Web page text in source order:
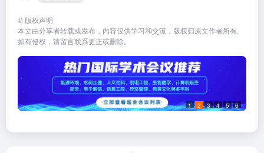
© 版权声明
本文由分享者转载或发布，内容仅供学习和交流，版权归原文作者所有。
如有侵权，请留言联系更正或删除。
1 2 3 4 5 6